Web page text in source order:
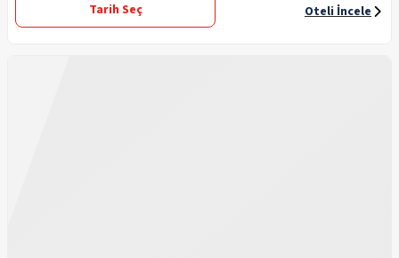
Tarih Seç
Oteli İncele